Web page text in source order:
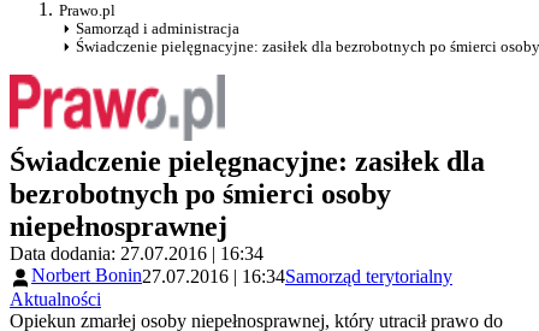
Prawo.pl
Samorząd i administracja
Świadczenie pielęgnacyjne: zasiłek dla bezrobotnych po śmierci
Świadczenie pielęgnacyjne: zasiłek dla
bezrobotnych po śmierci osoby
niepełnosprawnej
Data dodania: 27.07.2016 | 16:34
Norbert Bonin27.07.2016 | 16:34Samorząd terytorialny
Aktualności
Opiekun zmarłej osoby niepełnosprawnej, który utracił prawo do